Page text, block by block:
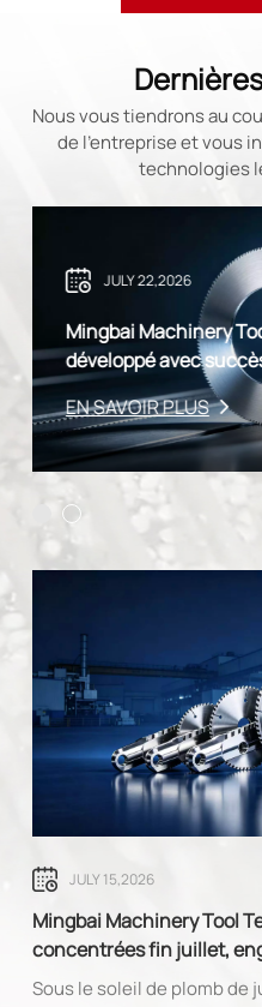
Nous vous tiendrons au
de l'entreprise et vous
technologies
JULY 22,2026
Mingbai Machinery
développé avec
de refendage ultra-
inoxydable à haute
limite d'épaisseur de
EN SAVOIR PLUS
JULY 15,2026
Mingbai Machinery Tool
concentrées fin juillet,
les commandes clients
Sous le soleil de plomb de